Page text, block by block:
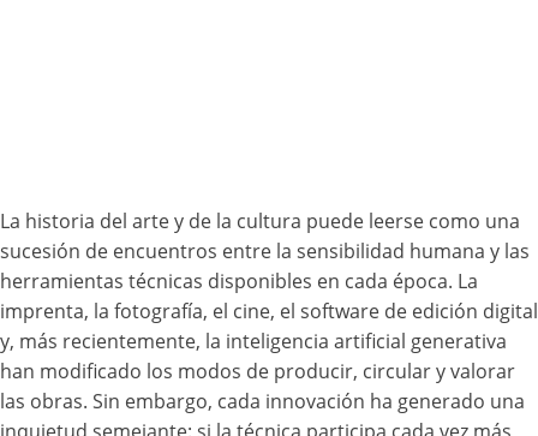
La historia del arte y de la cultura puede leerse como una
sucesión de encuentros entre la sensibilidad humana y las
herramientas técnicas disponibles en cada época. La
imprenta, la fotografía, el cine, el software de edición digital
y, más recientemente, la inteligencia artificial generativa
han modificado los modos de producir, circular y valorar
las obras. Sin embargo, cada innovación ha generado una